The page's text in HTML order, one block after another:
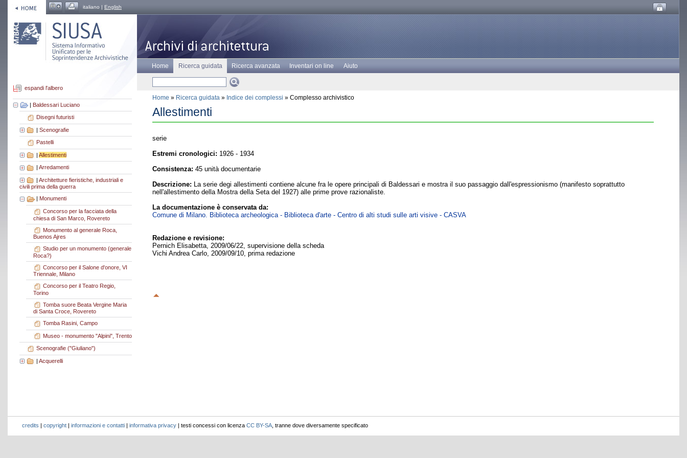
italiano | English
espandi l'albero
| Baldessari Luciano
Disegni futuristi
| Scenografie
Pastelli
| Allestimenti
Arredamenti
| Architetture fieristiche, industriali e
civili prima della guerra
Monumenti
Concorso per la facciata della
chiesa di San Marco, Rovereto
Monumento al generale Roca,
Buenos Ajres
Studio per un monumento (generale
Roca?)
Concorso per il Salone d'onore, VI
Triennale, Milano
Concorso per il Teatro Regio,
Torino
Tomba suore Beata Vergine Maria
di Santa Croce, Rovereto
Tomba Rasini, Campo
Museo - monumento "Alpini", Trento
Scenografie ("Giuliano")
| Acquerelli
Home Ricerca guidata Ricerca avanzata Inventari on line Aiuto
Home » Ricerca guidata » Indice dei complessi » Complesso archivistico
Allestimenti
serie
Estremi cronologici: 1926 - 1934
Consistenza: 45 unità documentarie
Descrizione: La serie degi allestimenti contiene alcune fra le opere principali di Baldessari e mostra il suo passaggio dall'espressionismo (manifesto soprattutto
nell'allestimento della Mostra della Seta del 1927) alle prime prove razionaliste.
La documentazione è conservata da:
Comune di Milano. Biblioteca archeologica - Biblioteca d'arte - Centro di alti studi sulle arti visive - CASVA
Redazione e revisione:
Pernich Elisabetta, 2009/06/22, supervisione della scheda
Vichi Andrea Carlo, 2009/09/10, prima redazione
credits copyright informazioni e contatti informativa privacy | testi concessi con licenza CC BY-SA , tranne dove diversamente specificato